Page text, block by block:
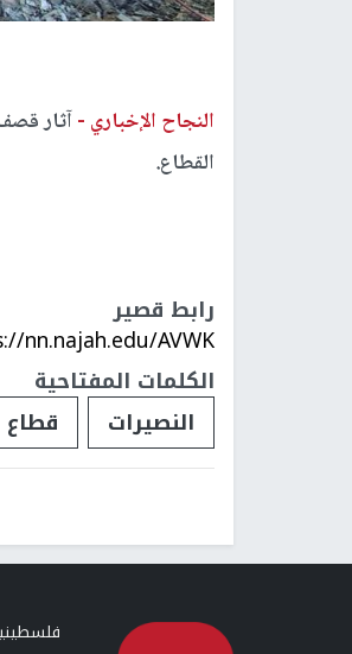
النجاح الإخباري -آثار
القطاع.
رابط قصير
nn.najah.edu/AVWK/
الكلمات المفتاحية
النصيرات
قطاع